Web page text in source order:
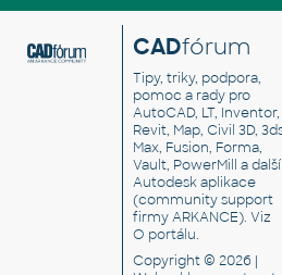
CADfórum
Tipy, triky, podpora,
pomoc a rady pro
AutoCAD, LT, Inventor,
Revit, Map, Civil 3D,
Max, Fusion, Forma,
Vault, PowerMill a další
Autodesk aplikace
(community support
firmy ARKANCE). Viz
O portálu.
Copyright © 2026 |